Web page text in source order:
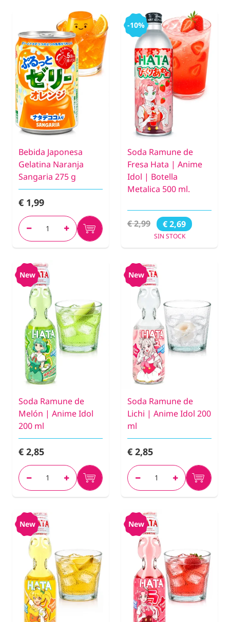
Bebida Japonesa
Gelatina Naranja
Sangaria 275 g
€ 1,99
-10%
Soda Ramune de
Fresa Hata | Anime
Idol | Botella
Metalica 500 ml.
€ 2,99 € 2,69
SIN STOCK
New
Soda Ramune de
Melón | Anime Idol
200 ml
€ 2,85
New
Soda Ramune de
Lichi | Anime Idol 200
ml
€ 2,85
New New